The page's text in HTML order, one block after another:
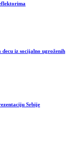
iz socijalno ugroženih
Srbije